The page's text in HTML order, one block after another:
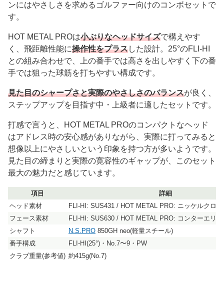
ンにはやさしさを求めるゴルファー向けのコンボセットで
す。
HOT METAL PROは小ぶりなヘッドサイズで構えやす
く、飛距離性能に操作性をプラスした設計。25°のFLI-HI
との組み合わせで、上の番手では高さを出しやすく下の番
手では狙った球筋を打ちやすい構成です。
見た目のシャープさと実際のやさしさのバランスが良く、
ステップアップを目指す中・上級者に適したセットです。
打感で言うと、HOT METAL PROのコンパクトなヘッド
はアドレス時の安心感がありながら、実際に打ってみると
想像以上にやさしいという印象を持つ方が多いようです。
見た目の締まりと実際の寛容性のギャップが、このセット
最大の魅力だと感じています。
項目
詳細
ヘッド素材
FLI-HI: SUS431 / HOT METAL PRO: ニッケルクロ
フェース素材
FLI-HI: SUS630 / HOT METAL PRO: コンターエリ
シャフト
N.S.PRO 850GH neo(軽量スチール)
番手構成
FLI-HI(25°)・No.7〜9・PW
クラブ重量(参考値) 約415g(No.7)